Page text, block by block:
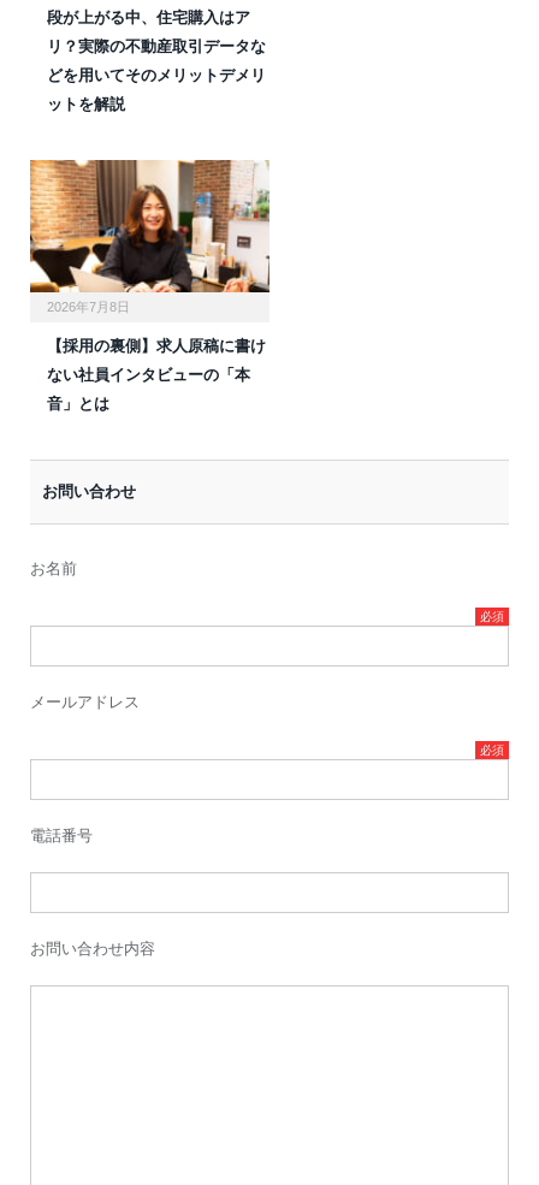
段が上がる中、住宅購入はア
リ？実際の不動産取引データな
どを用いてそのメリットデメリ
ットを解説
2026年7月8日
【採用の裏側】求人原稿に書け
ない社員インタビューの「本
音」とは
お問い合わせ
お名前
メールアドレス
電話番号
お問い合わせ内容